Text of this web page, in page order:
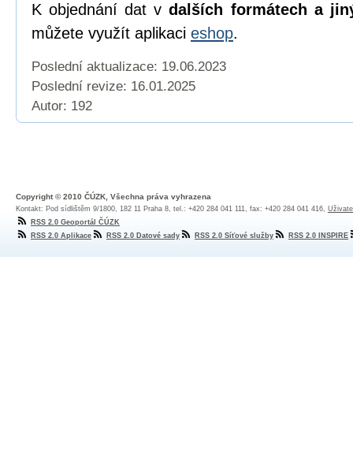
K objednání dat vdalších formátech a
můžete využít aplikaci eshop.
Poslední aktualizace: 19.06.2023
Poslední revize: 16.01.2025
Autor: 192
Copyright © 2010 ČÚZK, Všechna práva vyhrazena
Kontakt: Pod sídlištěm 9/1800, 182 11 Praha 8, tel.: +420 284 041 111, fax: +420 284 041 416,
RSS 2.0 Geoportál ČÚZK
RSS 2.0 Aplikace
RSS 2.0 Datové sady RSS 2.0 Síťové služby RSS 2.0 INSPIRE